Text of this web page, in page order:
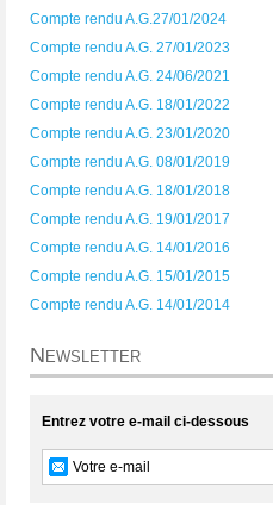
Compte rendu A.G.27/01/2024
Compte rendu A.G. 27/01/2023
Compte rendu A.G. 24/06/2021
Compte rendu A.G. 18/01/2022
Compte rendu A.G. 23/01/2020
Compte rendu A.G. 08/01/2019
Compte rendu A.G. 18/01/2018
Compte rendu A.G. 19/01/2017
Compte rendu A.G. 14/01/2016
Compte rendu A.G. 15/01/2015
Compte rendu A.G. 14/01/2014
Newsletter
Entrez votre e-mail ci-dessous